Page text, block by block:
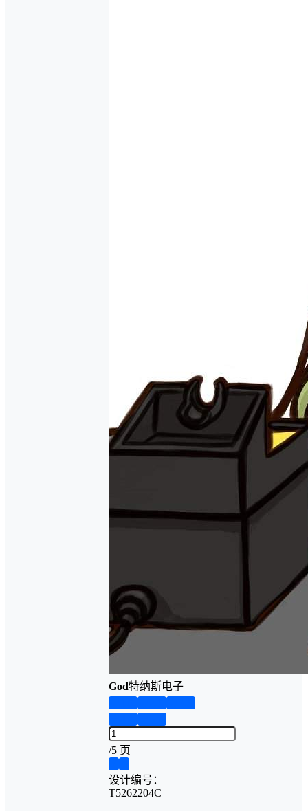
God特纳斯电子
/5 页
设计编号：
T5262204C